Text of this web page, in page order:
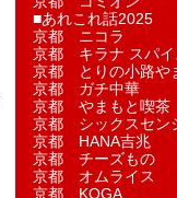
■あれこれ話2025
京都 ニコラ
京都 キラナ スパイ
京都 とりの小路や
京都 ガチ中華
京都 やまもと喫茶
京都 シックスセン
京都 HANA吉兆
京都 チーズもの
京都 オムライス
京都 KOGA